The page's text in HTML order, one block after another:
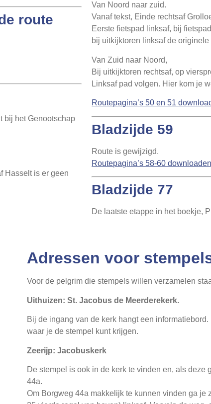
route
bij het Genootschap
Hasselt is er geen
Van Noord naar zuid.
Vanaf tekst, Einde rechtsaf
Eerste fietspad linksaf, bij
bij uitkijktoren linksaf de
Van Zuid naar Noord,
Bij uitkijktoren rechtsaf, op
Linksaf pad volgen. Hier kom je
Routepagina’s 50 en 51
Bladzijde 59
Route is gewijzigd.
Routepagina’s 58-60 downloaden
Bladzijde 77
De laatste etappe in het boekje,
Adressen voor
Voor de pelgrim die stempels willen verzamelen
Uithuizen: St. Jacobus de Meerderekerk.
Bij de ingang van de kerk hangt een
waar je de stempel kunt krijgen.
Zeerijp: Jacobuskerk
De stempel is ook in de kerk te vinden en, als
44a.
Om Borgweg 44a makkelijk te kunnen vinden ga je